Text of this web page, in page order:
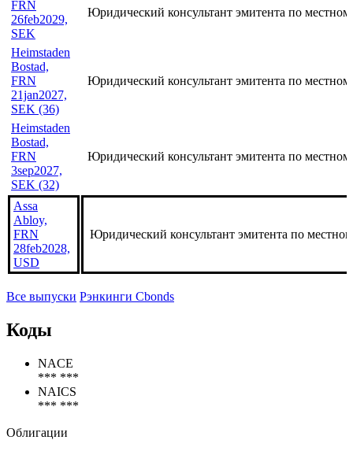
FRN
26feb2029,
SEK
Юридический консультант эмитента по
Heimstaden
Bostad,
FRN
21jan2027,
SEK (36)
Юридический консультант эмитента по
Heimstaden
Bostad,
FRN
3sep2027,
SEK (32)
Юридический консультант эмитента по
Assa
Abloy,
FRN
28feb2028,
USD
Юридический консультант эмитента по
Все выпуски Рэнкинги Cbonds
Коды
NACE
*** ***
NAICS
*** ***
Облигации